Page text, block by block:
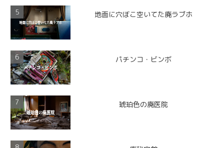
地面に穴ぼこ空いてた廃ラブホ
パチンコ・ビンボ
琥珀色の廃医院